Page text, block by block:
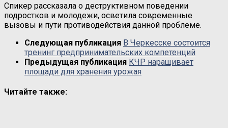
Спикер рассказала о деструктивном поведении
подростков и молодежи, осветила современные
вызовы и пути противодействия данной проблеме.
Следующая публикация В Черкесске состоится
тренинг предпринимательских компетенций
Предыдущая публикация КЧР наращивает
площади для хранения урожая
Читайте также: